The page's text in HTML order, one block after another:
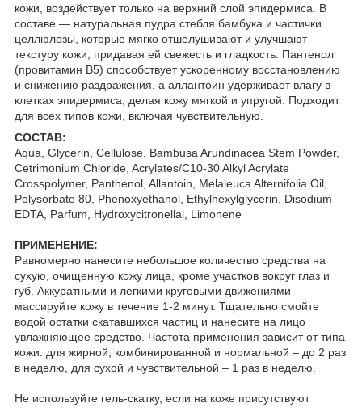
кожи, воздействует только на верхний слой эпидермиса. В
составе — натуральная пудра стебля бамбука и частички
целлюлозы, которые мягко отшелушивают и улучшают
текстуру кожи, придавая ей свежесть и гладкость. Пантенол
(провитамин В5) способствует ускоренному восстановлению
и снижению раздражения, а аллантоин удерживает влагу в
клетках эпидермиса, делая кожу мягкой и упругой. Подходит
для всех типов кожи, включая чувствительную.
СОСТАВ:
Aqua, Glycerin, Cellulose, Bambusa Arundinacea Stem Powder,
Cetrimonium Chloride, Acrylates/C10-30 Alkyl Acrylate
Crosspolymer, Panthenol, Allantoin, Melaleuca Alternifolia Oil,
Polysorbate 80, Phenoxyethanol, Ethylhexylglycerin, Disodium
EDTA, Parfum, Hydroxycitronellal, Limonene
ПРИМЕНЕНИЕ:
Равномерно нанесите небольшое количество средства на
сухую, очищенную кожу лица, кроме участков вокруг глаз и
губ. Аккуратными и легкими круговыми движениями
массируйте кожу в течение 1-2 минут. Тщательно смойте
водой остатки скатавшихся частиц и нанесите на лицо
увлажняющее средство. Частота применения зависит от типа
кожи: для жирной, комбинированной и нормальной – до 2 раз
в неделю, для сухой и чувствительной – 1 раз в неделю.
Не используйте гель-скатку, если на коже присутствуют